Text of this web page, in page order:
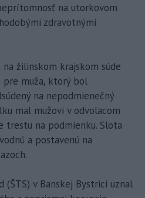
na utorkovom
zdravotnými
žilinskom krajskom súde
muža, ktorý bol
na nepodmienečný
mal mužovi v odvolacom
trestu na podmienku. Slota
a postavenú na
(ŠTS) v Banskej Bystrici uznal